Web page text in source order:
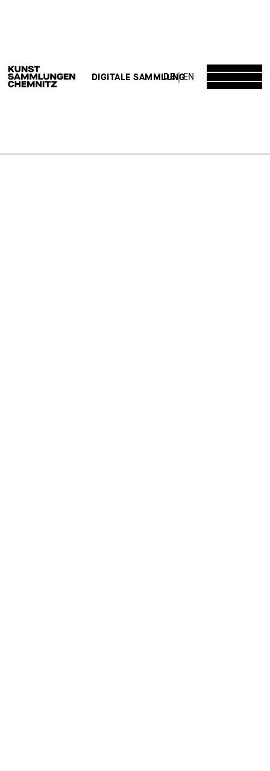
DE EN
DIGITALE SAMMLUNG